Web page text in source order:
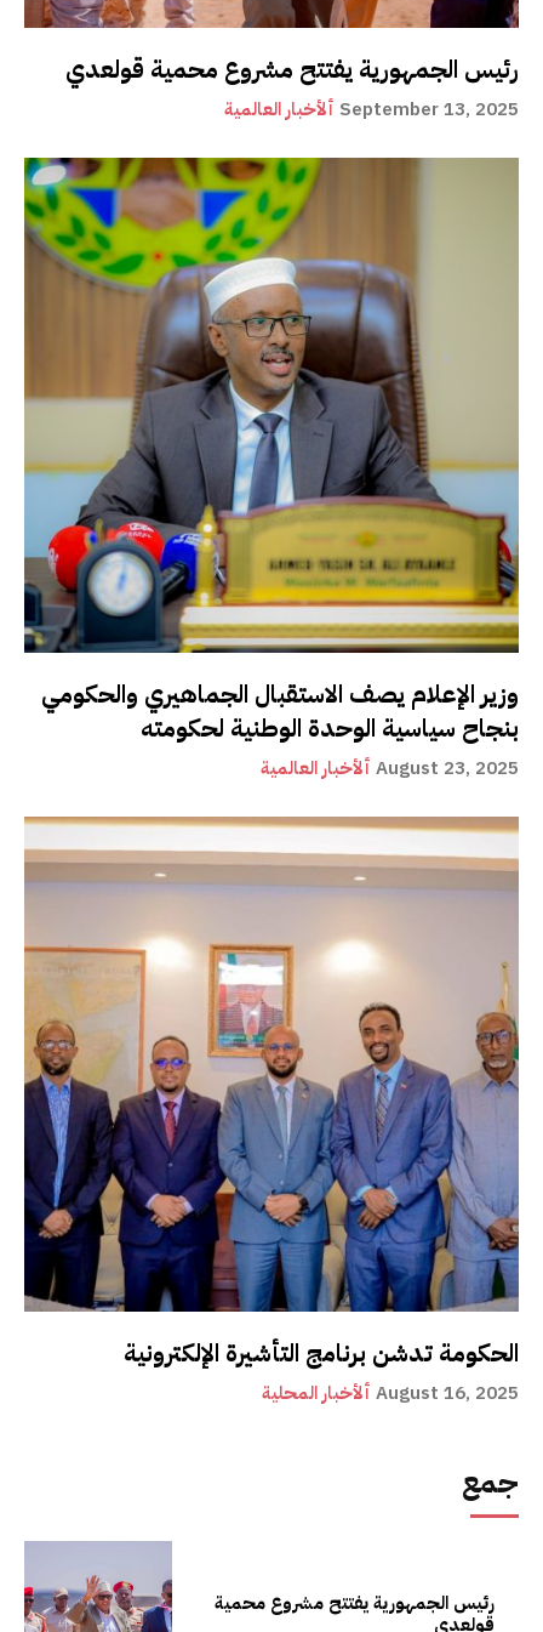
رئيس الجمهورية يفتتح مشروع محمية قولعدي
ألأخبار العالمية September 13, 2025
وزير الإعلام يصف الاستقبال الجماهيري والحكومي
بنجاح سياسية الوحدة الوطنية لحكومته
ألأخبار العالمية August 23, 2025
الحكومة تدشن برنامج التأشيرة الإلكترونية
ألأخبار المحلية August 16, 2025
جمع
رئيس الجمهورية يفتتح مشروع محمية
قولعدي